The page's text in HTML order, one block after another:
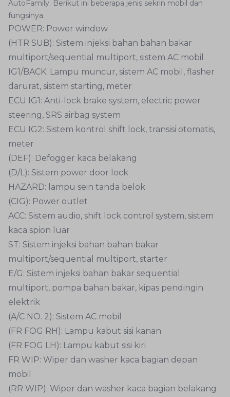
AutoFamily. Berikut ini beberapa jenis sekrin mobil dan
fungsinya.
POWER: Power window
(HTR SUB): Sistem injeksi bahan bahan bakar
multiport/sequential multiport, sistem AC mobil
IG1/BACK: Lampu muncur, sistem AC mobil, flasher
darurat, sistem starting, meter
ECU IG1: Anti-lock brake system, electric power
steering, SRS airbag system
ECU IG2: Sistem kontrol shift lock, transisi otomatis,
meter
(DEF): Defogger kaca belakang
(D/L): Sistem power door lock
HAZARD: lampu sein tanda belok
(CIG): Power outlet
ACC: Sistem audio, shift lock control system, sistem
kaca spion luar
ST: Sistem injeksi bahan bahan bakar
multiport/sequential multiport, starter
E/G: Sistem injeksi bahan bakar sequential
multiport, pompa bahan bakar, kipas pendingin
elektrik
(A/C NO. 2): Sistem AC mobil
(FR FOG RH): Lampu kabut sisi kanan
(FR FOG LH): Lampu kabut sisi kiri
FR WIP: Wiper dan washer kaca bagian depan
mobil
(RR WIP): Wiper dan washer kaca bagian belakang